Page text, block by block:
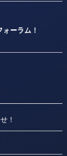
ーラム！
！